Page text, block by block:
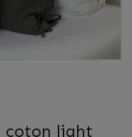
coton light